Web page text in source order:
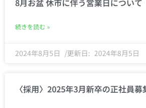
8月お盆 休市に伴う営業日について
続きを読む »
2024年8月5日 2024年8月5日
〈採用〉2025年3月新卒の正社員募